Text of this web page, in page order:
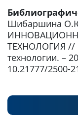
Шибаршина
ТЕХНОЛОГИЯ //
технологии. –
10.21777/2500-